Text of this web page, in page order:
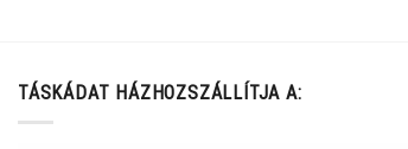
TÁSKÁDAT HÁZHOZSZÁLLÍTJA A: